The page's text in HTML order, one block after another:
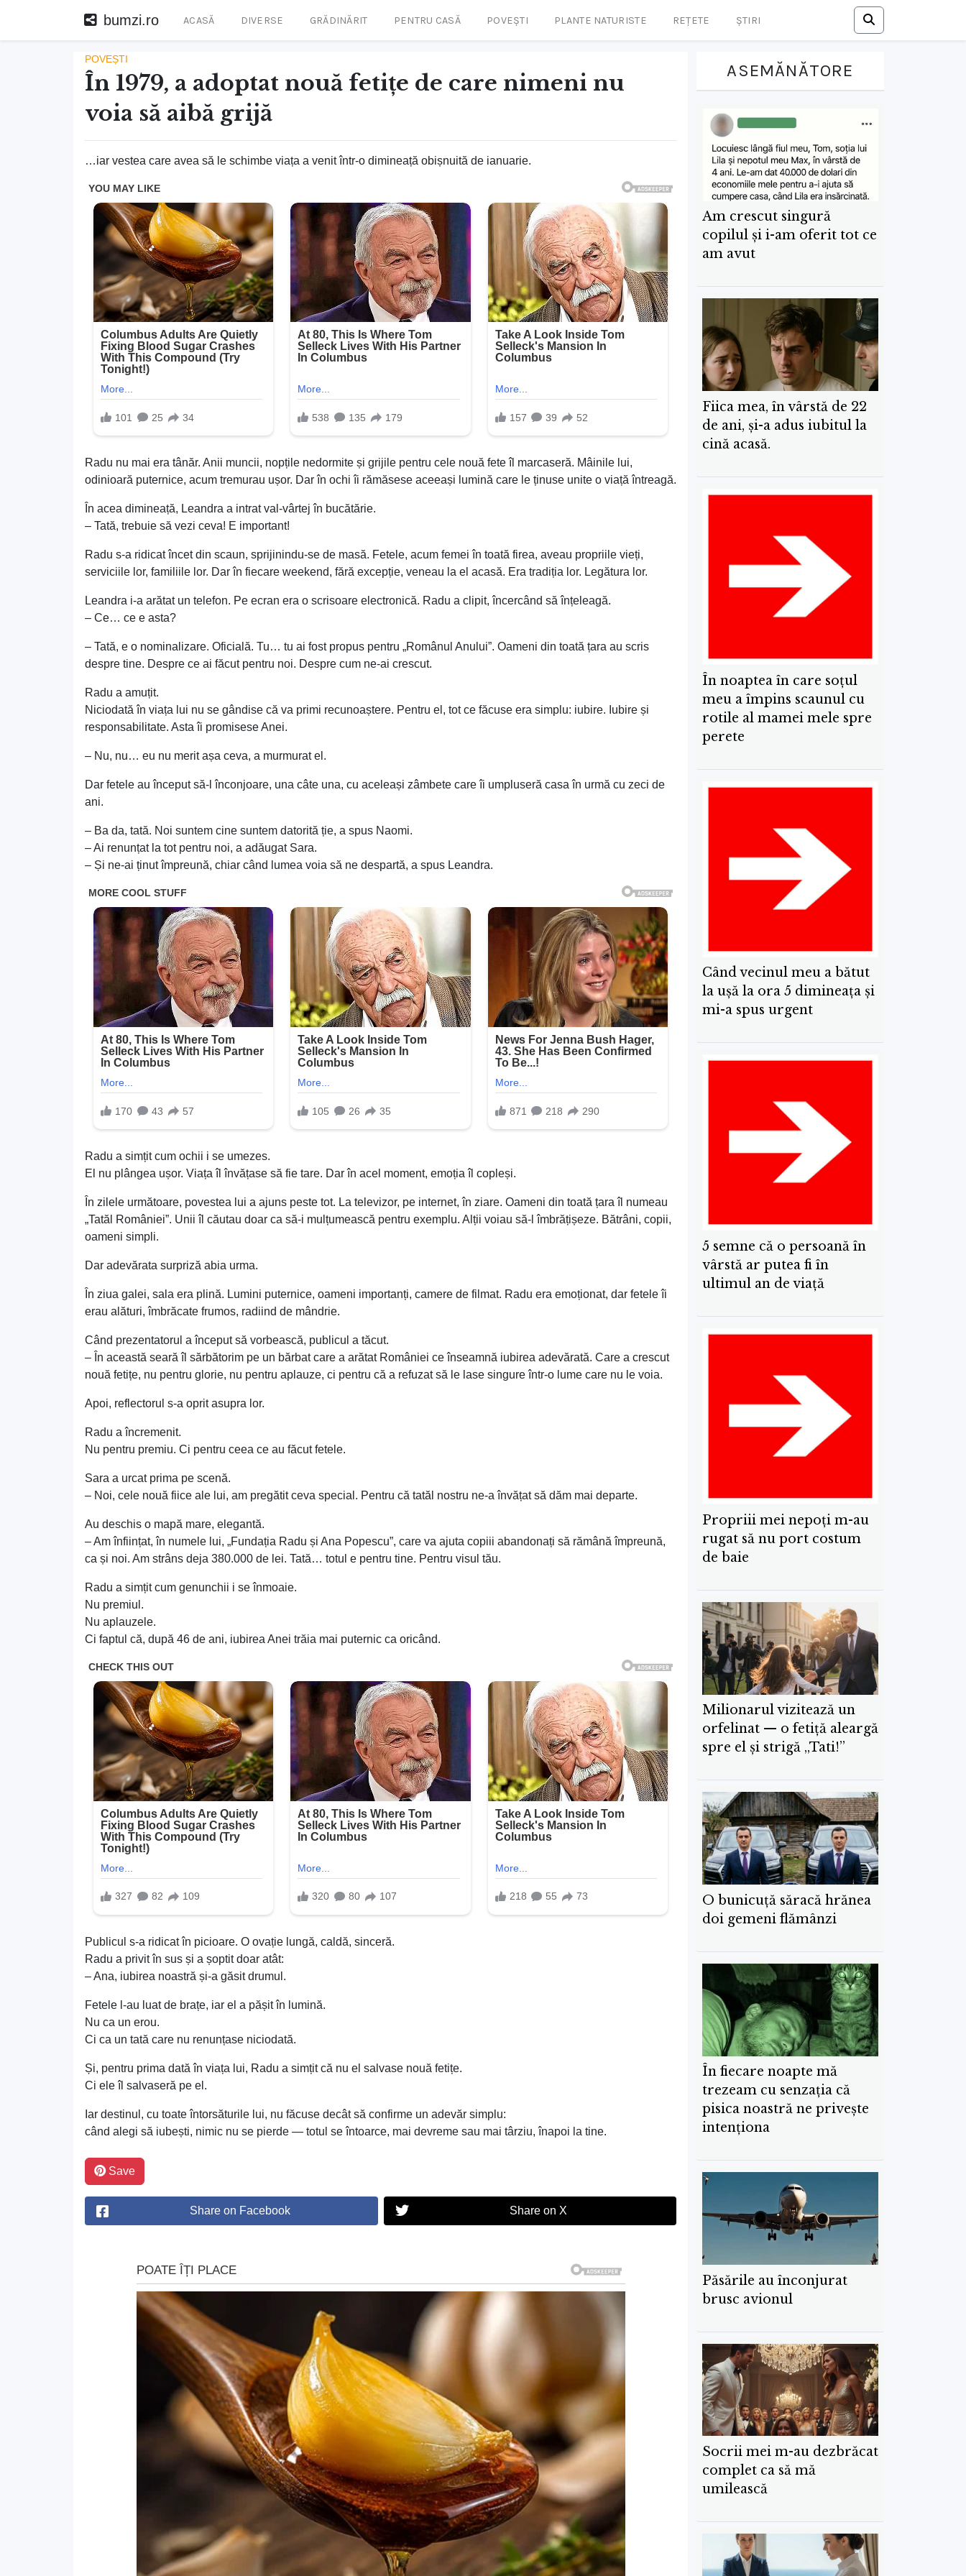
bumzi.ro ACASĂ DIVERSE GRĂDINĂRIT PENTRU CASĂ POVEȘTI PLANTE NATURISTE REȚETE ȘTIRI
POVEȘTI
În 1979, a adoptat nouă fetițe de care nimeni nu
voia să aibă grijă
…iar vestea care avea să le schimbe viața a venit într-o dimineață obișnuită de ianuarie.
Radu nu mai era tânăr. Anii muncii, nopțile nedormite și grijile pentru cele nouă fete îl marcaseră. Mâinile lui,
odinioară puternice, acum tremurau ușor. Dar în ochi îi rămăsese aceeași lumină care le ținuse unite o viață întreagă.
În acea dimineață, Leandra a intrat val-vârtej în bucătărie.
– Tată, trebuie să vezi ceva! E important!
Radu s-a ridicat încet din scaun, sprijinindu-se de masă. Fetele, acum femei în toată firea, aveau propriile vieți,
serviciile lor, familiile lor. Dar în fiecare weekend, fără excepție, veneau la el acasă. Era tradiția lor. Legătura lor.
Leandra i-a arătat un telefon. Pe ecran era o scrisoare electronică. Radu a clipit, încercând să înțeleagă.
– Ce… ce e asta?
– Tată, e o nominalizare. Oficială. Tu… tu ai fost propus pentru „Românul Anului”. Oameni din toată țara au scris
despre tine. Despre ce ai făcut pentru noi. Despre cum ne-ai crescut.
Radu a amuțit.
Niciodată în viața lui nu se gândise că va primi recunoaștere. Pentru el, tot ce făcuse era simplu: iubire. Iubire și
responsabilitate. Asta îi promisese Anei.
– Nu, nu… eu nu merit așa ceva, a murmurat el.
Dar fetele au început să-l înconjoare, una câte una, cu aceleași zâmbete care îi umpluseră casa în urmă cu zeci de
ani.
– Ba da, tată. Noi suntem cine suntem datorită ție, a spus Naomi.
– Ai renunțat la tot pentru noi, a adăugat Sara.
– Și ne-ai ținut împreună, chiar când lumea voia să ne despartă, a spus Leandra.
Radu a simțit cum ochii i se umezes.
El nu plângea ușor. Viața îl învățase să fie tare. Dar în acel moment, emoția îl copleși.
În zilele următoare, povestea lui a ajuns peste tot. La televizor, pe internet, în ziare. Oameni din toată țara îl numeau
„Tatăl României”. Unii îl căutau doar ca să-i mulțumească pentru exemplu. Alții voiau să-l îmbrățișeze. Bătrâni, copii,
oameni simpli.
Dar adevărata surpriză abia urma.
În ziua galei, sala era plină. Lumini puternice, oameni importanți, camere de filmat. Radu era emoționat, dar fetele îi
erau alături, îmbrăcate frumos, radiind de mândrie.
Când prezentatorul a început să vorbească, publicul a tăcut.
– În această seară îl sărbătorim pe un bărbat care a arătat României ce înseamnă iubirea adevărată. Care a crescut
nouă fetițe, nu pentru glorie, nu pentru aplauze, ci pentru că a refuzat să le lase singure într-o lume care nu le voia.
Apoi, reflectorul s-a oprit asupra lor.
Radu a încremenit.
Nu pentru premiu. Ci pentru ceea ce au făcut fetele.
Sara a urcat prima pe scenă.
– Noi, cele nouă fiice ale lui, am pregătit ceva special. Pentru că tatăl nostru ne-a învățat să dăm mai departe.
Au deschis o mapă mare, elegantă.
– Am înființat, în numele lui, „Fundația Radu și Ana Popescu”, care va ajuta copiii abandonați să rămână împreună,
ca și noi. Am strâns deja 380.000 de lei. Tată… totul e pentru tine. Pentru visul tău.
Radu a simțit cum genunchii i se înmoaie.
Nu premiul.
Nu aplauzele.
Ci faptul că, după 46 de ani, iubirea Anei trăia mai puternic ca oricând.
Publicul s-a ridicat în picioare. O ovație lungă, caldă, sinceră.
Radu a privit în sus și a șoptit doar atât:
– Ana, iubirea noastră și-a găsit drumul.
Fetele l-au luat de brațe, iar el a pășit în lumină.
Nu ca un erou.
Ci ca un tată care nu renunțase niciodată.
Și, pentru prima dată în viața lui, Radu a simțit că nu el salvase nouă fetițe.
Ci ele îl salvaseră pe el.
Iar destinul, cu toate întorsăturile lui, nu făcuse decât să confirme un adevăr simplu:
când alegi să iubești, nimic nu se pierde — totul se întoarce, mai devreme sau mai târziu, înapoi la tine.
Save
Share on Facebook Share on X
ASEMĂNĂTORE
Am crescut singură
copilul și i-am oferit tot ce
am avut
Fiica mea, în vârstă de 22
de ani, și-a adus iubitul la
cină acasă.
În noaptea în care soțul
meu a împins scaunul cu
rotile al mamei mele spre
perete
Când vecinul meu a bătut
la ușă la ora 5 dimineața și
mi-a spus urgent
5 semne că o persoană în
vârstă ar putea fi în
ultimul an de viață
Propriii mei nepoți m-au
rugat să nu port costum
de baie
Milionarul vizitează un
orfelinat — o fetiță aleargă
spre el și strigă „Tati!”
O bunicuță săracă hrănea
doi gemeni flămânzi
În fiecare noapte mă
trezeam cu senzația că
pisica noastră ne privește
intenționa
Păsările au înconjurat
brusc avionul
Socrii mei m-au dezbrăcat
complet ca să mă
umilească